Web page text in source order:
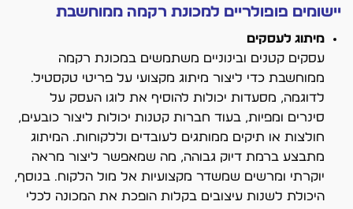
יישומים פופולריים למכונת רקמה ממוחשבת
מיתוג לעסקים
עסקים קטנים ובינוניים משתמשים במכונת רקמה
ממוחשבת כדי ליצור מיתוג מקצועי על פריטי טקסטיל.
לדוגמה, מסעדות יכולות להוסיף את לוגו העסק על
סינרים ומפיות, בעוד חברות קטנות יכולות ליצור כובעים,
חולצות או תיקים ממותגים לעובדים וללקוחות. המיתוג
מתבצע ברמת דיוק גבוהה, מה שמאפשר ליצור מראה
יוקרתי ומרשים שמשדר מקצועיות אל מול הלקוח. בנוסף,
היכולת לשנות עיצובים בקלות הופכת את המכונה לכלי